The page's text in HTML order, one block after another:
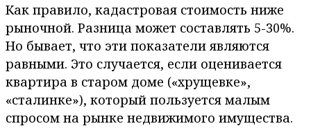
Как правило, кадастровая стоимость ниже
рыночной. Разница может составлять 5-30%.
Но бывает, что эти показатели являются
равными. Это случается, если оценивается
квартира в старом доме («хрущевке»,
«сталинке»), который пользуется малым
спросом на рынке недвижимого имущества.